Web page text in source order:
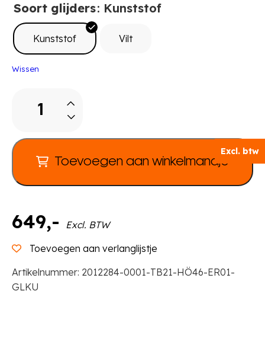
Excl. btw
Soort glijders: Kunststof
Kunststof Vilt
Wissen
649,- Excl. BTW
Derde-
tafel
L
cm,
poten
aantal
Toevoegen aan winkelmandje
Toevoegen aan verlanglijstje
Artikelnummer: 2012284-0001-TB21-HÖ46-ER01-
GLKU